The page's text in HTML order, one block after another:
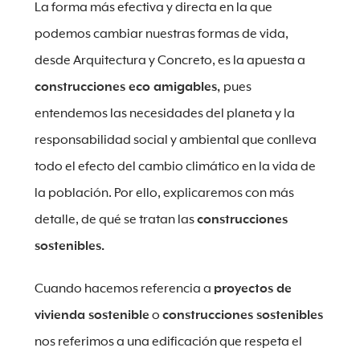
La forma más efectiva y directa en la que
podemos cambiar nuestras formas de vida,
desde Arquitectura y Concreto, es la apuesta a
construcciones eco amigables, pues
entendemos las necesidades del planeta y la
responsabilidad social y ambiental que conlleva
todo el efecto del cambio climático en la vida de
la población. Por ello, explicaremos con más
detalle, de qué se tratan lasconstrucciones
sostenibles.
Cuando hacemos referencia a proyectos de
vivienda sostenible o construcciones sostenibles
nos referimos a una edificación que respeta el